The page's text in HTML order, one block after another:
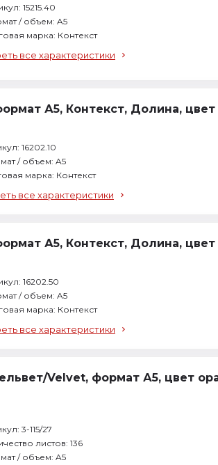
15215.40
/ объем: A5
марка: Контекст
все характеристики
А5, Контекст, Долина,
16202.10
/ объем: A5
марка: Контекст
все характеристики
А5, Контекст, Долина,
16202.50
/ объем: A5
марка: Контекст
все характеристики
Velvet, формат А5, цвет
3-115/27
листов: 136
/ объем: A5